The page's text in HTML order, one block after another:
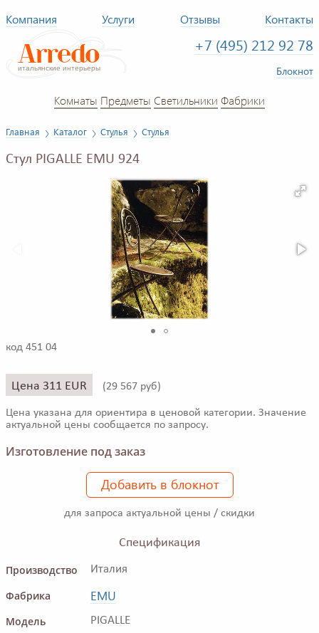
Компания Услуги Отзывы Контакты
+7 (495) 212 92 78
Блокнот
Комнаты Предметы Светильники Фабрики
Главная Каталог Стулья Стулья
Стул PIGALLE EMU 924
код 451 04
Цена 311 EUR (29 567 руб)
Цена указана для ориентира в ценовой категории. Значение
актуальной цены сообщается по запросу.
Изготовление под заказ
Добавить в блокнот
для запроса актуальной цены / скидки
Спецификация
Производство
Италия
Фабрика EMU
Модель PIGALLE